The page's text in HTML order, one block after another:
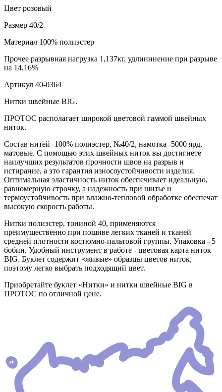
Цвет розовый
Размер 40/2
Материал 100% полиэстер
Прочее разрывная нагрузка 1,137кг, удлинннение при разрыве
на 14,16%
Артикул 40-0364
Нитки швейные BIG.
ПРОТОС располагает широкой цветовой гаммой швейных
ниток.
Состав нитей -100% полиэстер, №40/2, намотка -5000 ярд,
матовые. С помощью этих швейных ниток вы достигнете
наилучших результатов прочности швов на разрыв и
истирание, а это гарантия износоустойчивости изделия.
Оптимальная эластичность ниток обеспечивает идеальную,
равномерную строчку, а надежность при шитье и
термоустойчивость при влажно-тепловой обработке обеспечат
высокую скорость работы.
Нитки полиэстер, тониной 40, применяются
преимущественно при пошиве легких тканей и тканей
средней плотности костюмно-пальтовой группы. Упаковка - 5
бобин. Удобный инструмент в работе - цветовая карта ниток
BIG. Буклет содержит «живые» образцы цветов ниток,
поэтому легко выбрать подходящий цвет.
Приобретайте буклет «Нитки» и нитки швейные BIG в
ПРОТОС по отличной цене.